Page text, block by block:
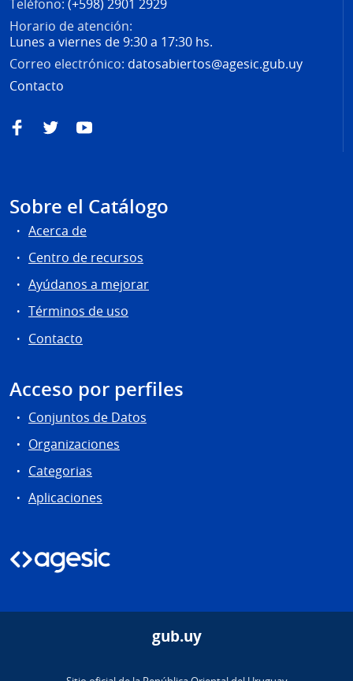
Teléfono: (+598) 2901 2929
Horario de atención:
Lunes a viernes de 9:30 a 17:30 hs.
Correo electrónico: datosabiertos@agesic.gub.uy
Contacto
FacebookTwitterYouTube
Sobre el Catálogo
Acerca de
Centro de recursos
Ayúdanos a mejorar
Términos de uso
Contacto
Acceso por perfiles
Conjuntos de Datos
Organizaciones
Categorias
Aplicaciones
gub.uy